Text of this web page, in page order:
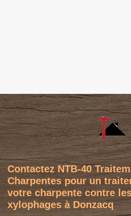
Contactez NTB-40
Charpentes pour un
votre charpente contre
xylophages à Donzacq